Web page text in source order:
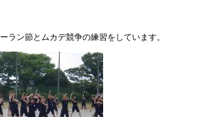
ラン節とムカデ競争の練習をしています。